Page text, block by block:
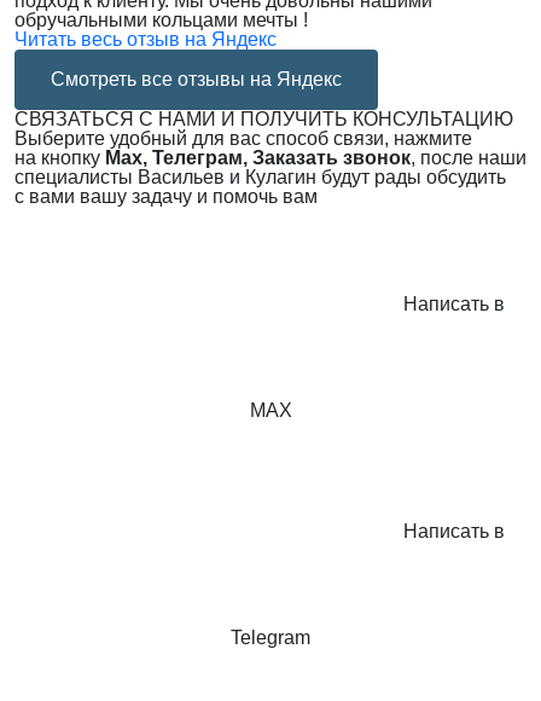
обручальными кольцами мечты !
Читать весь отзыв на Яндекс
Смотреть все отзывы на Яндекс
СВЯЗАТЬСЯ С НАМИ И ПОЛУЧИТЬ КОНСУЛЬТАЦИЮ
Выберите удобный для вас способ связи, нажмите
на кнопку Max, Телеграм, Заказать звонок, после наши
специалисты Васильев и Кулагин будут рады обсудить
с вами вашу задачу и помочь вам
Написать в
MAX
Написать в
Telegram